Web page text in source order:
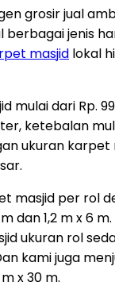
grosir jual
berbagai jenis
masjid lokal
mulai dari Rp.
ketebalan
ukuran
masjid per rol
dan 1,2 m x 6
ukuran rol
kami juga
x 30 m.